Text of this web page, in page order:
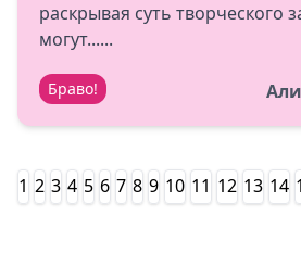
раскрывая суть творческого
могут......
Браво!
1 2 3 4 5 6 7 8 9 10 11 12 13 14